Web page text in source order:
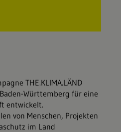
THE.KLIMA.LÄND
Württemberg für eine
entwickelt.
von Menschen, Projekten
im Land